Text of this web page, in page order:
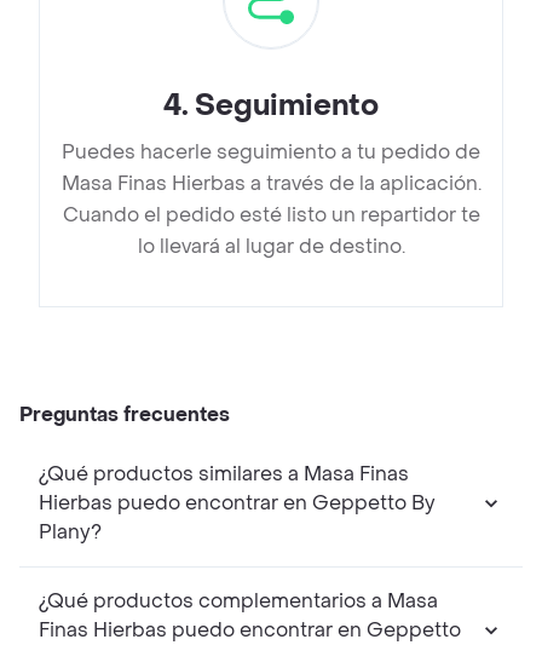
4. Seguimiento
Puedes hacerle seguimiento a tu pedido de
Masa Finas Hierbas a través de la aplicación.
Cuando el pedido esté listo un repartidor te
lo llevará al lugar de destino.
Preguntas frecuentes
¿Qué productos similares a Masa Finas
Hierbas puedo encontrar en Geppetto By
Plany?
¿Qué productos complementarios a Masa
Finas Hierbas puedo encontrar en Geppetto